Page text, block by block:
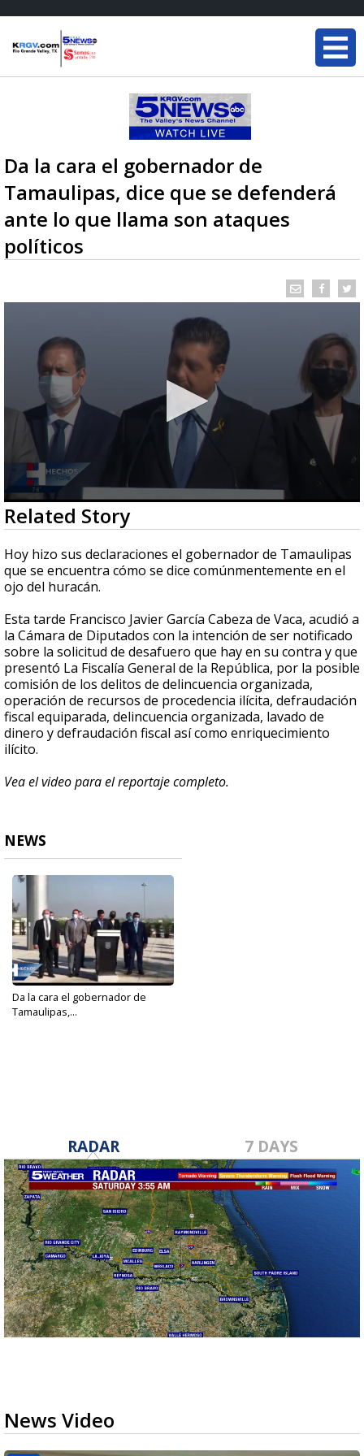
Da la cara el gobernador de
Tamaulipas, dice que se defenderá
ante lo que llama son ataques
políticos
0
seconds
of
1
minute,
13
seconds
Related Story
Hoy hizo sus declaraciones el gobernador de Tamaulipas
que se encuentra cómo se dice comúnmentemente en el
ojo del huracán.
Esta tarde Francisco Javier García Cabeza de Vaca, acudió a
la Cámara de Diputados con la intención de ser notificado
sobre la solicitud de desafuero que hay en su contra y que
presentó La Fiscalía General de la República, por la posible
comisión de los delitos de delincuencia organizada,
operación de recursos de procedencia ilícita, defraudación
fiscal equiparada, delincuencia organizada, lavado de
dinero y defraudación fiscal así como enriquecimiento
ilícito.
Vea el video para el reportaje completo.
NEWS
Da la cara el gobernador de
Tamaulipas,...
RADAR 7 DAYS
News Video